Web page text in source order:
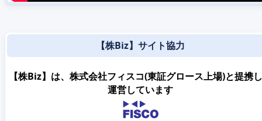
【株Biz】サイト協力
【株Biz】は、株式会社フィスコ(東証グロース上場)と提携
運営しています